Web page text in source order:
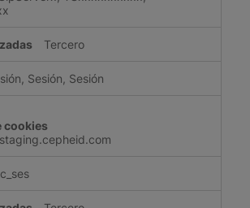
Tercero
Sesión, Sesión